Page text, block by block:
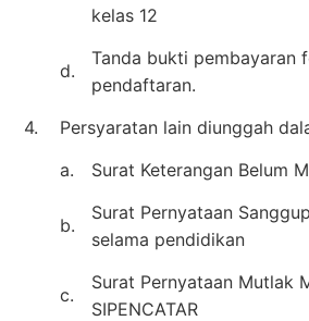
kelas 12
d.
Tanda bukti pembayaran
pendaftaran.
4.
Persyaratan lain diunggah
a.
Surat Keterangan Belum
b.
Surat Pernyataan
selama pendidikan
c.
Surat Pernyataan Mutlak
SIPENCATAR